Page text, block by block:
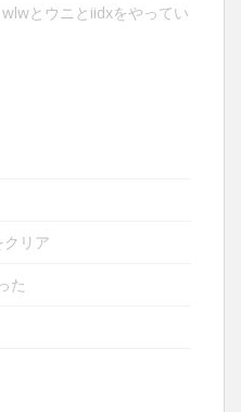
とウニとiidxをやってい
リア
た